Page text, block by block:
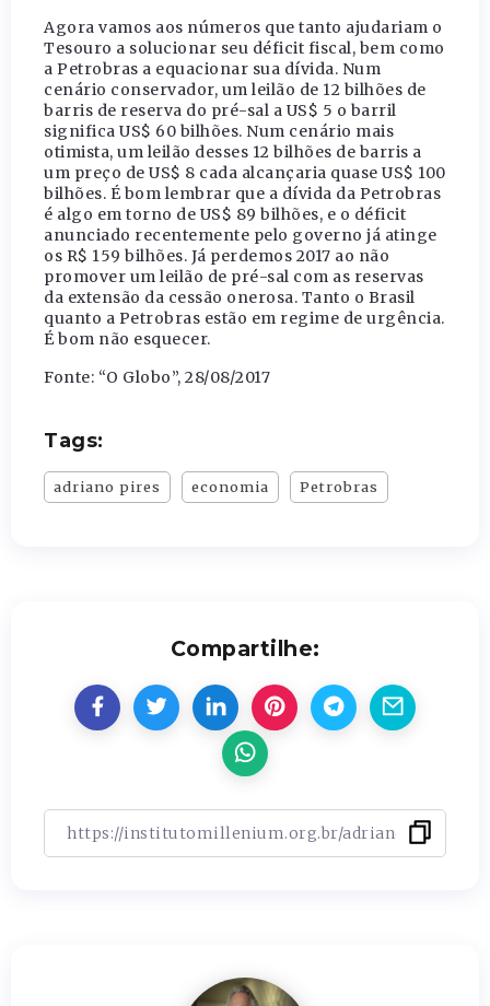
Agora vamos aos números que tanto ajudariam o
Tesouro a solucionar seu déficit fiscal, bem como
a Petrobras a equacionar sua dívida. Num
cenário conservador, um leilão de 12 bilhões de
barris de reserva do pré-sal a US$ 5 o barril
significa US$ 60 bilhões. Num cenário mais
otimista, um leilão desses 12 bilhões de barris a
um preço de US$ 8 cada alcançaria quase US$ 100
bilhões. É bom lembrar que a dívida da Petrobras
é algo em torno de US$ 89 bilhões, e o déficit
anunciado recentemente pelo governo já atinge
os R$ 159 bilhões. Já perdemos 2017 ao não
promover um leilão de pré-sal com as reservas
da extensão da cessão onerosa. Tanto o Brasil
quanto a Petrobras estão em regime de urgência.
É bom não esquecer.
Fonte: “O Globo”, 28/08/2017
Tags:
adriano pires economia Petrobras
Compartilhe: